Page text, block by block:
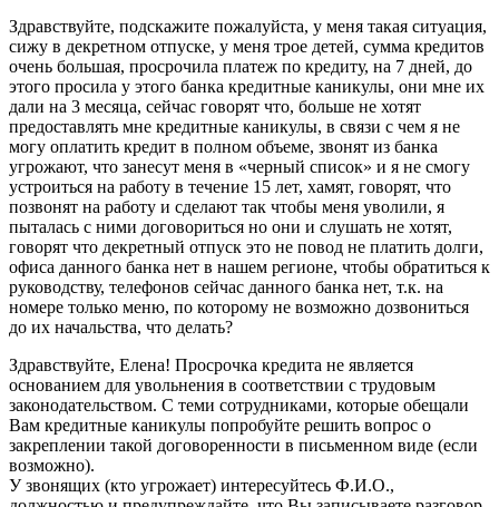
Здравствуйте, подскажите пожалуйста, у меня такая ситуация,
сижу в декретном отпуске, у меня трое детей, сумма кредитов
очень большая, просрочила платеж по кредиту, на 7 дней, до
этого просила у этого банка кредитные каникулы, они мне их
дали на 3 месяца, сейчас говорят что, больше не хотят
предоставлять мне кредитные каникулы, в связи с чем я не
могу оплатить кредит в полном объеме, звонят из банка
угрожают, что занесут меня в «черный список» и я не смогу
устроиться на работу в течение 15 лет, хамят, говорят, что
позвонят на работу и сделают так чтобы меня уволили, я
пыталась с ними договориться но они и слушать не хотят,
говорят что декретный отпуск это не повод не платить долги,
офиса данного банка нет в нашем регионе, чтобы обратиться к
руководству, телефонов сейчас данного банка нет, т.к. на
номере только меню, по которому не возможно дозвониться
до их начальства, что делать?
Здравствуйте, Елена! Просрочка кредита не является
основанием для увольнения в соответствии с трудовым
законодательством. С теми сотрудниками, которые обещали
Вам кредитные каникулы попробуйте решить вопрос о
закреплении такой договоренности в письменном виде (если
возможно).
У звонящих (кто угрожает) интересуйтесь Ф.И.О.,